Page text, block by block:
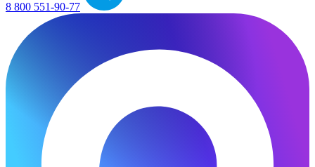
8 800 551-90-77